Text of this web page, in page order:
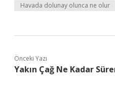
Havada dolunay olunca ne olur
Önceki Yazı
Yakın Çağ Ne Kadar